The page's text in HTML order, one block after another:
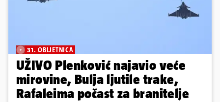
31. OBLJETNICA
UŽIVO Plenković najavio veće
mirovine, Bulja ljutile trake,
Rafaleima počast za branitelje